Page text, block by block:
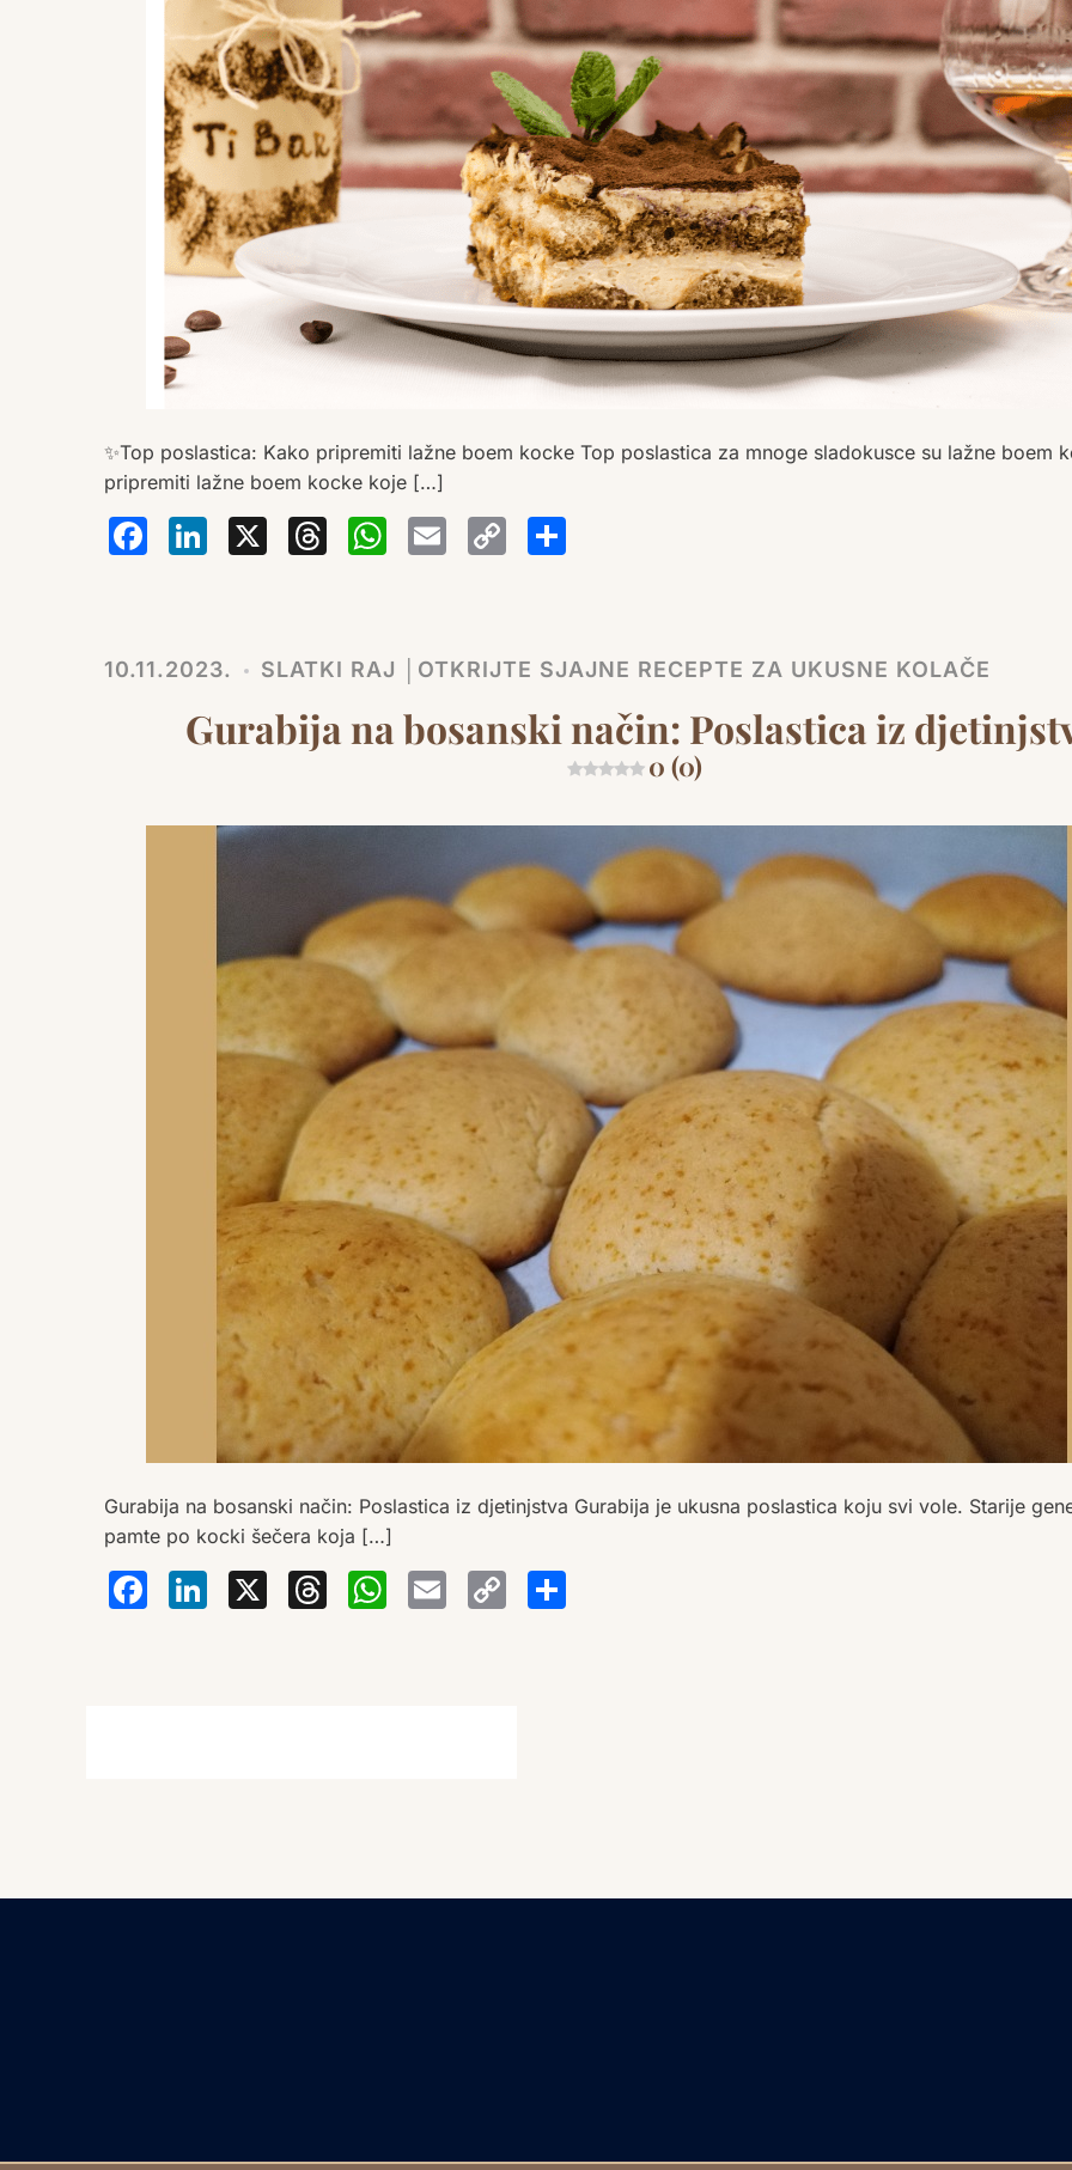
✨Top poslastica: Kako pripremiti lažne boem kocke Top poslastica za mnoge sladokusce su lažne boem
pripremiti lažne boem kocke koje […]
Facebook
LinkedIn
X Threads
WhatsApp
EmailCopy
Link
10.11.2023. SLATKI RAJ │OTKRIJTE SJAJNE RECEPTE ZA UKUSNE KOLAČE
Gurabija na bosanski način: Poslastica iz
0 (0)
Gurabija na bosanski način: Poslastica iz djetinjstva Gurabija je ukusna poslastica koju svi vole. Starije
pamte po kocki šečera koja […]
Facebook
LinkedIn
X Threads
WhatsApp
EmailCopy
Link